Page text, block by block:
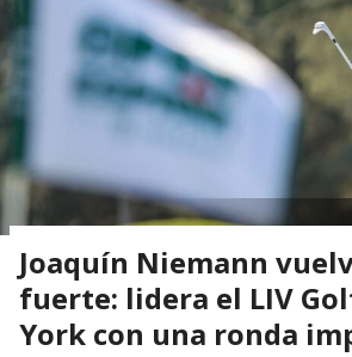
Joaquín Niemann
fuerte: lidera el LIV
York con una ronda